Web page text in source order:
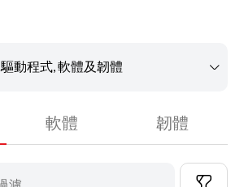
驅動程式, 軟體及韌體
軟體 韌體